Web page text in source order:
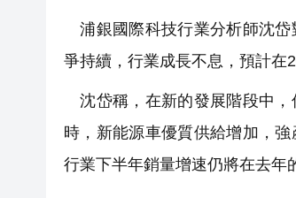
浦銀國際科技行業分析師沈岱
爭持續，行業成長不息，預計在
沈岱稱，在新的發展階段中，
時，新能源車優質供給增加，
行業下半年銷量增速仍將在去年